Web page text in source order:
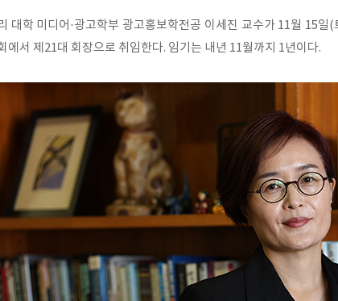
대학 미디어·광고학부 광고홍보학전공 이세진 교수가 11월 15
에서 제21대 회장으로 취임한다. 임기는 내년 11월까지 1년이다.